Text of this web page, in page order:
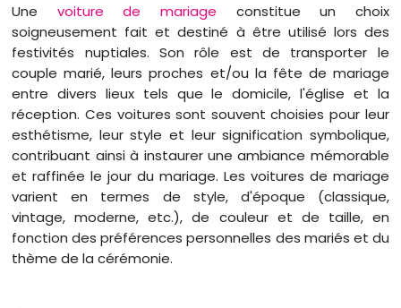
Une voiture de mariage constitue un choix
soigneusement fait et destiné à être utilisé lors des
festivités nuptiales. Son rôle est de transporter le
couple marié, leurs proches et/ou la fête de mariage
entre divers lieux tels que le domicile, l'église et la
réception. Ces voitures sont souvent choisies pour leur
esthétisme, leur style et leur signification symbolique,
contribuant ainsi à instaurer une ambiance mémorable
et raffinée le jour du mariage. Les voitures de mariage
varient en termes de style, d'époque (classique,
vintage, moderne, etc.), de couleur et de taille, en
fonction des préférences personnelles des mariés et du
thème de la cérémonie.